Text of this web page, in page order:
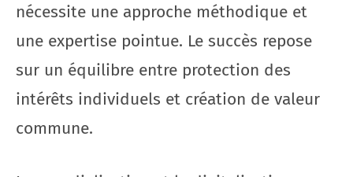
nécessite une approche méthodique et
une expertise pointue. Le succès repose
sur un équilibre entre protection des
intérêts individuels et création de valeur
commune.